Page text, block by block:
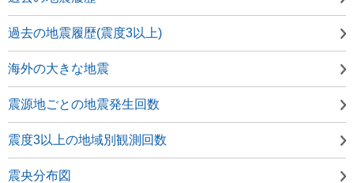
過去の地震履歴(震度3以上)
海外の大きな地震
震源地ごとの地震発生回数
震度3以上の地域別観測回数
震央分布図